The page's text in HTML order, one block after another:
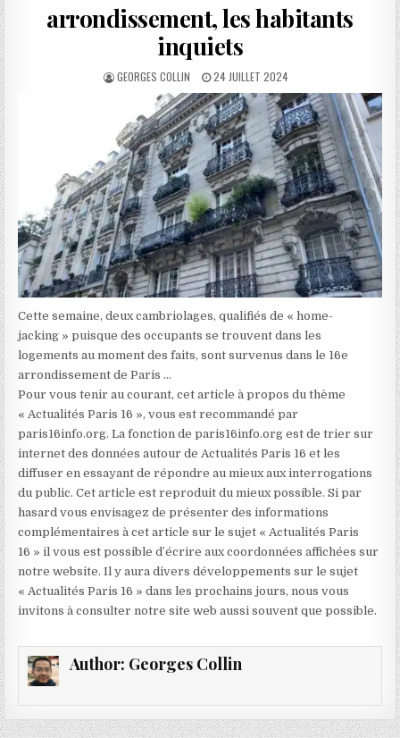
arrondissement, les habitants
inquiets
AUTHOR:
GEORGES COLLIN
PUBLISHED
DATE:
24 JUILLET 2024
Cette semaine, deux cambriolages, qualifiés de « home-
jacking » puisque des occupants se trouvent dans les
logements au moment des faits, sont survenus dans le 16e
arrondissement de Paris …
Pour vous tenir au courant, cet article à propos du thème
« Actualités Paris 16 », vous est recommandé par
paris16info.org. La fonction de paris16info.org est de trier sur
internet des données autour de Actualités Paris 16 et les
diffuser en essayant de répondre au mieux aux interrogations
du public. Cet article est reproduit du mieux possible. Si par
hasard vous envisagez de présenter des informations
complémentaires à cet article sur le sujet « Actualités Paris
16 » il vous est possible d’écrire aux coordonnées affichées sur
notre website. Il y aura divers développements sur le sujet
« Actualités Paris 16 » dans les prochains jours, nous vous
invitons à consulter notre site web aussi souvent que possible.
Author: Georges Collin